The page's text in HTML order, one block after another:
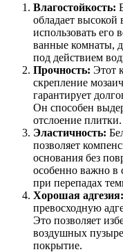
Влагостойкость:
обладает высокой
использовать
ванные комнаты,
под действием
Прочность: Этот
скрепление
гарантирует
Он способен
отслоение плитки.
Эластичность:
позволяет
основания без
особенно важно в
при перепадах
Хорошая адгезия:
превосходную
Это позволяет
воздушных
покрытие.